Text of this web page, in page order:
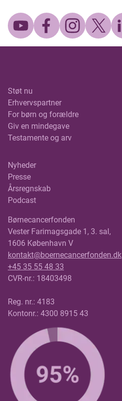
Støt nu
Erhvervspartner
For børn og forældre
Giv en mindegave
Testamente og arv
Nyheder
Presse
Årsregnskab
Podcast
Børnecancerfonden
Vester Farimagsgade 1, 3. sal,
1606 København V
kontakt@boernecancerfonden.dk
+45 35 55 48 33
CVR-nr.: 18403498
Reg. nr.: 4183
Kontonr.: 4300 8915 43